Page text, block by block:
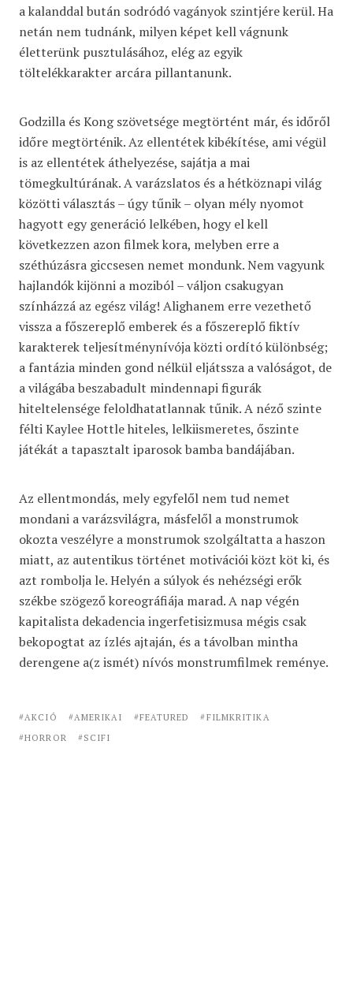
a kalanddal bután sodródó vagányok szintjére kerül. Ha
netán nem tudnánk, milyen képet kell vágnunk
életterünk pusztulásához, elég az egyik
töltelékkarakter arcára pillantanunk.
Godzilla és Kong szövetsége megtörtént már, és időről
időre megtörténik. Az ellentétek kibékítése, ami végül
is az ellentétek áthelyezése, sajátja a mai
tömegkultúrának. A varázslatos és a hétköznapi világ
közötti választás – úgy tűnik – olyan mély nyomot
hagyott egy generáció lelkében, hogy el kell
következzen azon filmek kora, melyben erre a
széthúzásra giccsesen nemet mondunk. Nem vagyunk
hajlandók kijönni a moziból – váljon csakugyan
színházzá az egész világ! Alighanem erre vezethető
vissza a főszereplő emberek és a főszereplő fiktív
karakterek teljesítménynívója közti ordító különbség;
a fantázia minden gond nélkül eljátssza a valóságot, de
a világába beszabadult mindennapi figurák
hiteltelensége feloldhatatlannak tűnik. A néző szinte
félti Kaylee Hottle hiteles, lelkiismeretes, őszinte
játékát a tapasztalt iparosok bamba bandájában.
Az ellentmondás, mely egyfelől nem tud nemet
mondani a varázsvilágra, másfelől a monstrumok
okozta veszélyre a monstrumok szolgáltatta a haszon
miatt, az autentikus történet motivációi közt köt ki, és
azt rombolja le. Helyén a súlyok és nehézségi erők
székbe szögező koreográfiája marad. A nap végén
kapitalista dekadencia ingerfetisizmusa mégis csak
bekopogtat az ízlés ajtaján, és a távolban mintha
derengene a(z ismét) nívós monstrumfilmek reménye.
AKCIÓ AMERIKAI FEATURED
FILMKRITIKA
HORROR
SCIFI